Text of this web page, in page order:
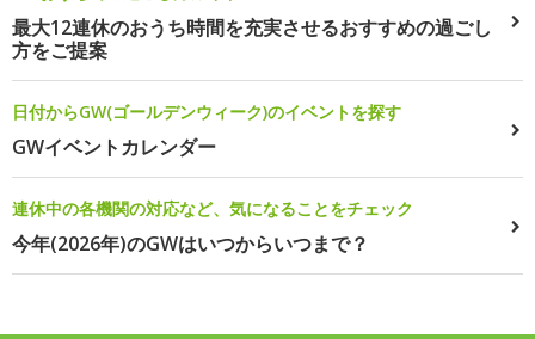
最大12連休のおうち時間を充実させるおすすめの過ごし
方をご提案
日付からGW(ゴールデンウィーク)のイベントを探す
GWイベントカレンダー
連休中の各機関の対応など、気になることをチェック
今年(2026年)のGWはいつからいつまで？